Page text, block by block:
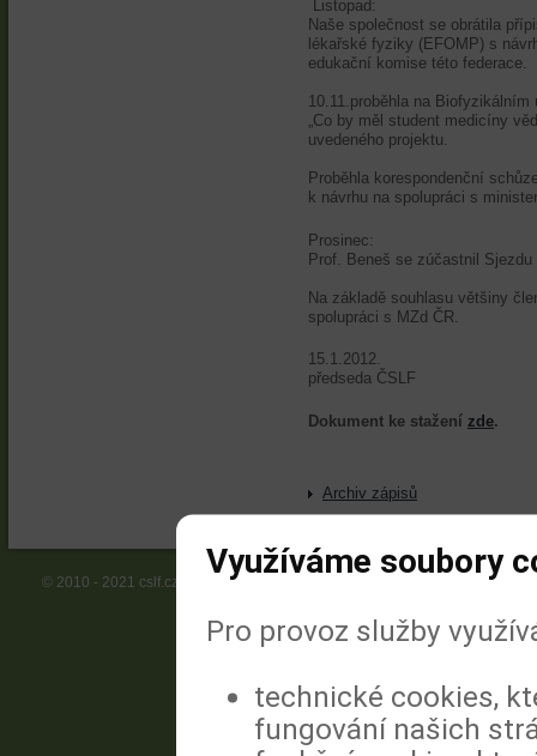
Listopad:
Naše společnost se obrátila
lékařské fyziky (EFOMP) s
edukační komise této federace.
10.11.proběhla na
„Co by měl student medicíny
uvedeného projektu.
Proběhla korespondenční
k návrhu na spolupráci s
Prosinec:
Prof. Beneš se zúčastnil
Na základě souhlasu většiny
spolupráci s MZd ČR.
15.1.2012. Prof.
předseda ČSLF
Dokument ke stažení zde.
Archiv zápisů
© 2010 - 2021 cslf.cz | Vyrobila a spravuje MeDitorial.cz
Využíváme soubory
Pro provoz služby
technické cookies,
fungování našich